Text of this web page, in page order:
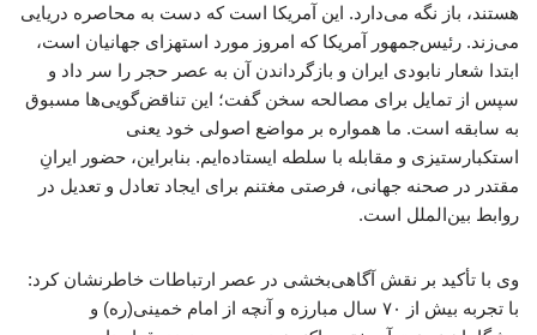
هستند، باز نگه می‌دارد. این آمریکا است که دست به محاصره دریایی
می‌زند. رئیس‌جمهور آمریکا که امروز مورد استهزای جهانیان است،
ابتدا شعار نابودی ایران و بازگرداندن آن به عصر حجر را سر داد و
سپس از تمایل برای مصالحه سخن گفت؛ این تناقض‌گویی‌ها مسبوق
به سابقه است. ما همواره بر مواضع اصولی خود یعنی
استکبارستیزی و مقابله با سلطه ایستاده‌ایم. بنابراین، حضور ایرانِ
مقتدر در صحنه جهانی، فرصتی مغتنم برای ایجاد تعادل و تعدیل در
روابط بین‌الملل است.
وی با تأکید بر نقش آگاهی‌بخشی در عصر ارتباطات خاطرنشان کرد:
با تجربه بیش از ۷۰ سال مبارزه و آنچه از امام خمینی(ره) و